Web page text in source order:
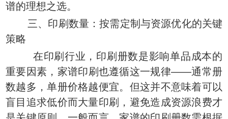
谱的理想之选。
三、印刷数量：按需定制与资源优化的关键
策略
在印刷行业，印刷册数是影响单品成本的
重要因素，家谱印刷也遵循这一规律——通常册
数越多，单册价格越便宜。但这并不意味着可以
盲目追求低价而大量印刷，避免造成资源浪费才